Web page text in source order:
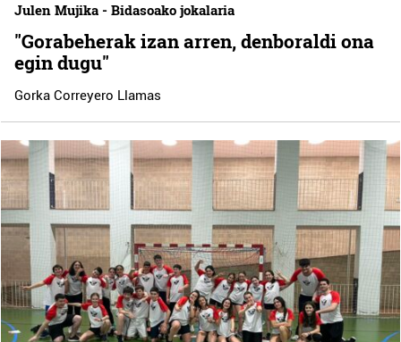
Julen Mujika - Bidasoako jokalaria
"Gorabeherak izan arren, denboraldi ona
egin dugu"
Gorka Correyero Llamas